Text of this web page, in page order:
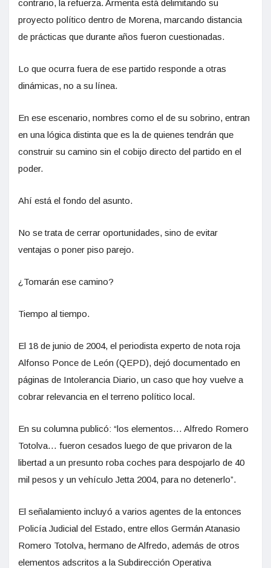
contrario, la refuerza. Armenta está delimitando su
proyecto político dentro de Morena, marcando distancia
de prácticas que durante años fueron cuestionadas.
Lo que ocurra fuera de ese partido responde a otras
dinámicas, no a su línea.
En ese escenario, nombres como el de su sobrino, entran
en una lógica distinta que es la de quienes tendrán que
construir su camino sin el cobijo directo del partido en el
poder.
Ahí está el fondo del asunto.
No se trata de cerrar oportunidades, sino de evitar
ventajas o poner piso parejo.
¿Tomarán ese camino?
Tiempo al tiempo.
El 18 de junio de 2004, el periodista experto de nota roja
Alfonso Ponce de León (QEPD), dejó documentado en
páginas de Intolerancia Diario, un caso que hoy vuelve a
cobrar relevancia en el terreno político local.
En su columna publicó: “los elementos… Alfredo Romero
Totolva… fueron cesados luego de que privaron de la
libertad a un presunto roba coches para despojarlo de 40
mil pesos y un vehículo Jetta 2004, para no detenerlo”.
El señalamiento incluyó a varios agentes de la entonces
Policía Judicial del Estado, entre ellos Germán Atanasio
Romero Totolva, hermano de Alfredo, además de otros
elementos adscritos a la Subdirección Operativa